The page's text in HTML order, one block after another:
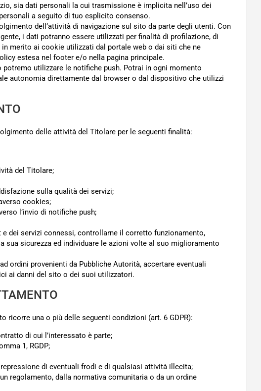
sia dati personali la cui trasmissione è implicita nell’uso dei
a seguito di tuo esplicito consenso.
dell’attività di navigazione sul sito da parte degli utenti. Con
i dati potranno essere utilizzati per finalità di profilazione, di
merito ai cookie utilizzati dal portale web o dai siti che ne
estesa nel footer e/o nella pagina principale.
utilizzare le notifiche push. Potrai in ogni momento
autonomia direttamente dal browser o dal dispositivo che utilizzi
delle attività del Titolare per le seguenti finalità:
del Titolare;
sulla qualità dei servizi;
cookies;
l’invio di notifiche push;
dei servizi connessi, controllarne il corretto funzionamento,
sicurezza ed individuare le azioni volte al suo miglioramento
ordini provenienti da Pubbliche Autorità, accertare eventuali
ai danni del sito o dei suoi utilizzatori.
ricorre una o più delle seguenti condizioni (art. 6 GDPR):
di cui l’interessato è parte;
1, RGDP;
di eventuali frodi e di qualsiasi attività illecita;
regolamento, dalla normativa comunitaria o da un ordine